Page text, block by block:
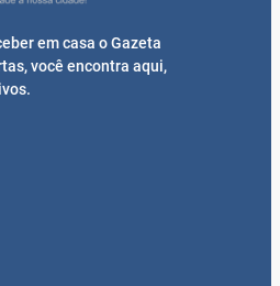
em casa o Gazeta
você encontra aqui,